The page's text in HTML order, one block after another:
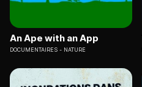
An Ape with an App
DOCUMENTAIRES NATURE